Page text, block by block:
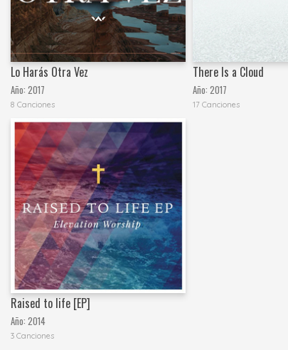
Lo Harás Otra Vez
Año:2017
8 Canciones
There Is a Cloud
Año:2017
17 Canciones
Raised to life [EP]
Año:2014
3 Canciones